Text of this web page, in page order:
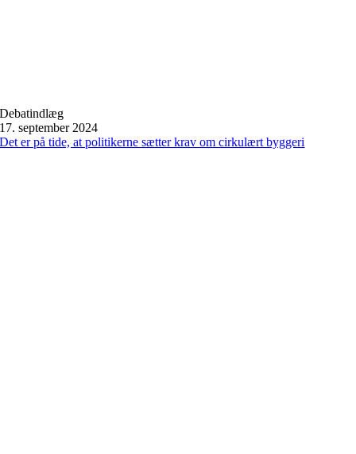
Debatindlæg
17. september 2024
Det er på tide, at politikerne sætter krav om cirkulært byggeri